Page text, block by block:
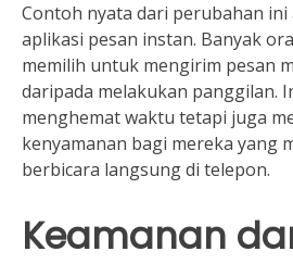
Contoh nyata dari perubahan
aplikasi pesan instan. Banyak
memilih untuk mengirim pesan
daripada melakukan panggilan.
menghemat waktu tetapi juga
kenyamanan bagi mereka yang
berbicara langsung di telepon.
Keamanan